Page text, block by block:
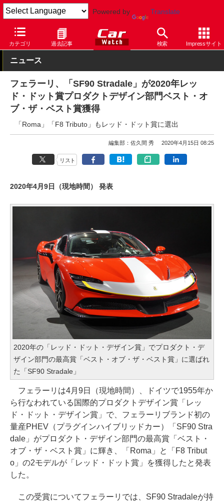
Powered by Translate
カテゴリ 過去記事 検索 Impressサイト
Car Watch 自動車 フェラーリ その他
ニュース
フェラーリ、「SF90 Stradale」が2020年レッ
ド・ドット賞プロダクトデザイン部門ベスト・オ
ブ・ザ・ベスト賞獲得
「Roma」「F8 Tributo」もレッド・ドット賞に選出
編集部：佐久間 秀 2020年4月15日 08:25
リスト
2020年4月9日（現地時間） 発表
2020年の「レッド・ドット・デザイン賞」でプロダクト・デ
ザイン部門の最高賞「ベスト・オブ・ザ・ベスト賞」に選ばれ
た「SF90 Stradale」
フェラーリは4月9日（現地時間）、ドイツで1955年か
ら行なわれている国際的プロダクトデザイン賞「レッ
ド・ドット・デザイン賞」で、フェラーリブランド初の
量産PHEV（プラグインハイブリッドカー）「SF90 Stra
dale」がプロダクト・デザイン部門の最高賞「ベスト・
オブ・ザ・ベスト賞」に輝き、「Roma」と「F8 Tribut
o」の2モデルが「レッド・ドット賞」を獲得したと発表
した。
この受賞についてフェラーリでは、SF90 Stradaleが持